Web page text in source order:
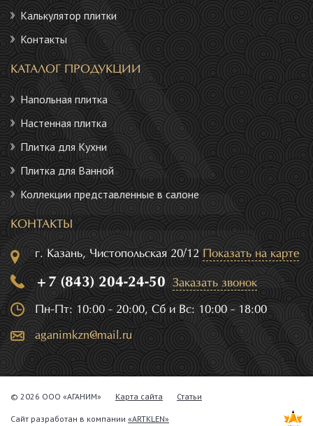
Калькулятор плитки
Контакты
КАТАЛОГ ПРОДУКЦИИ
Напольная плитка
Настенная плитка
Плитка для Кухни
Плитка для Ванной
Коллекции представленные в салоне
КОНТАКТЫ
г. Казань, Чистопольская 20/12 Показать на карте
+7 (843) 204-24-50 Заказать звонок
Пн-Пт: 10:00 - 20:00, Сб и Вс: 10:00 - 18:00
aganimkzn@mail.ru
© 2026 ООО «АГАНИМ» Карта сайта Статьи
Сайт разработан в компании «ARTKLEN»